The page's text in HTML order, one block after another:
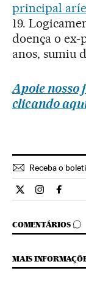
principal
19.
doença o ex-
anos, sumiu
Apoie nosso
clicando
Receba o
Internacional El
COMENTÁRIOS
COMENTÁRIOS
MAIS